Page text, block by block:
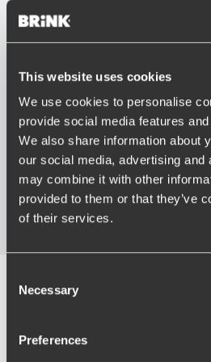
This website uses cookies
We use cookies to personalise
provide social media features
We also share information about
our social media, advertising and
may combine it with other
provided to them or that they’ve
of their services.
Selection
Necessary
Preferences
Vorteile von
Größter Sortiment
Speziell entwickelt und
Sichere und zertifizierte
Montage in Ihrer Nähe
Verschiedene
starre, abnehmbare und